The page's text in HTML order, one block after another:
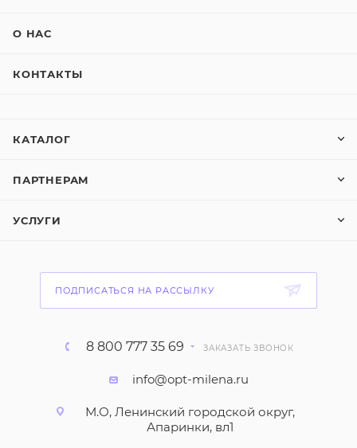
О НАС
КОНТАКТЫ
КАТАЛОГ
ПАРТНЕРАМ
УСЛУГИ
ПОДПИСАТЬСЯ НА РАССЫЛКУ
8 800 777 35 69 ЗАКАЗАТЬ ЗВОНОК
info@opt-milena.ru
М.О, Ленинский городской округ,
Апаринки, вл1